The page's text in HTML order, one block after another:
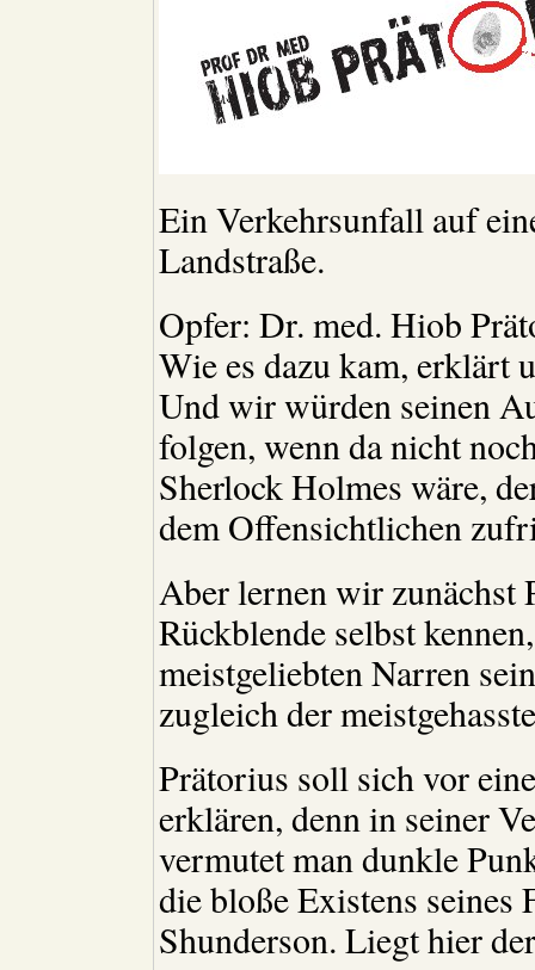
Ein Verkehrsunfall auf
Landstraße.
Opfer: Dr. med. Hiob
Wie es dazu kam, erklärt
Und wir würden seinen
folgen, wenn da nicht
Sherlock Holmes wäre,
dem Offensichtlichen
Aber lernen wir zunächst
Rückblende selbst
meistgeliebten Narren
zugleich der
Prätorius soll sich vor
erklären, denn in seiner
vermutet man dunkle
die bloße Existens seines
Shunderson. Liegt hier